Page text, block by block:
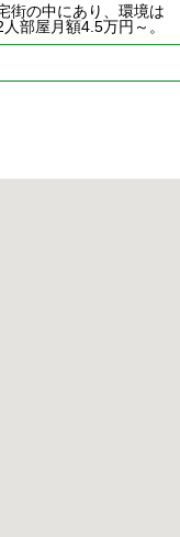
街の中にあり、環境は
部屋月額4.5万円～。